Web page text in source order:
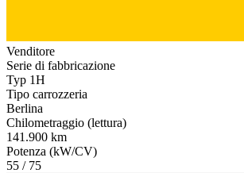
Venditore
Serie di fabbricazione
Typ 1H
Tipo carrozzeria
Berlina
Chilometraggio (lettura)
141.900 km
Potenza (kW/CV)
55 / 75